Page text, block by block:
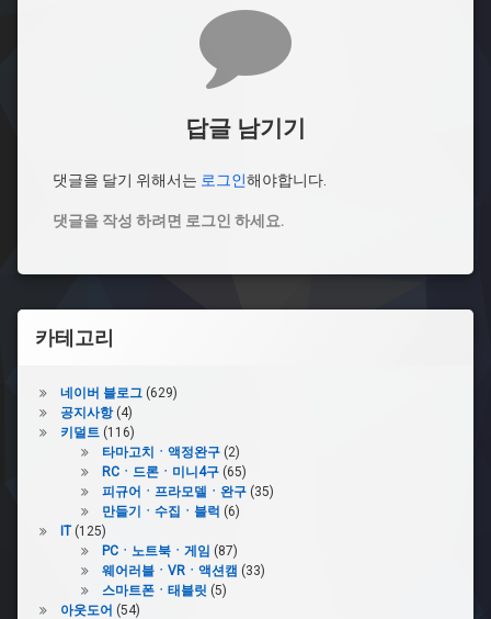
답글 남기기
댓글을 달기 위해서는 로그인해야합니다.
댓글을 작성 하려면 로그인 하세요.
카테고리
네이버 블로그(629)
공지사항(4)
키덜트(116)
타마고치ㆍ액정완구(2)
RCㆍ드론ㆍ미니4구(65)
피규어ㆍ프라모델ㆍ완구(35)
만들기ㆍ수집ㆍ블럭 (6)
IT(125)
PCㆍ노트북ㆍ게임 (87)
웨어러블ㆍVRㆍ액션캠 (33)
스마트폰ㆍ태블릿 (5)
아웃도어 (54)